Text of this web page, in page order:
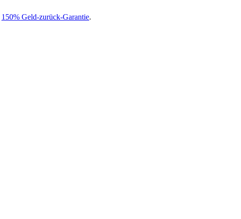
150% Geld-zurück-Garantie.